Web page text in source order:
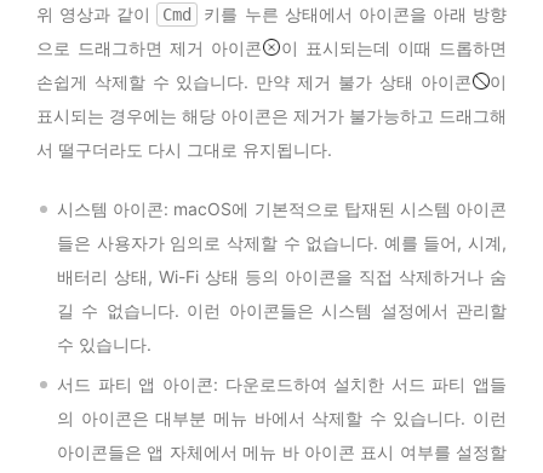
위 영상과 같이 Cmd
키를 누른 상태에서 아이콘을 아래 방향
으로 드래그하면 제거 아이콘
이 표시되는데 이때 드롭하면
손쉽게 삭제할 수 있습니다. 만약 제거 불가 상태 아이콘
이
표시되는 경우에는 해당 아이콘은 제거가 불가능하고 드래그해
서 떨구더라도 다시 그대로 유지됩니다.
시스템 아이콘: macOS에 기본적으로 탑재된 시스템 아이콘
들은 사용자가 임의로 삭제할 수 없습니다. 예를 들어, 시계,
배터리 상태, Wi-Fi 상태 등의 아이콘을 직접 삭제하거나 숨
길 수 없습니다. 이런 아이콘들은 시스템 설정에서 관리할
수 있습니다.
서드 파티 앱 아이콘: 다운로드하여 설치한 서드 파티 앱들
의 아이콘은 대부분 메뉴 바에서 삭제할 수 있습니다. 이런
아이콘들은 앱 자체에서 메뉴 바 아이콘 표시 여부를 설정할